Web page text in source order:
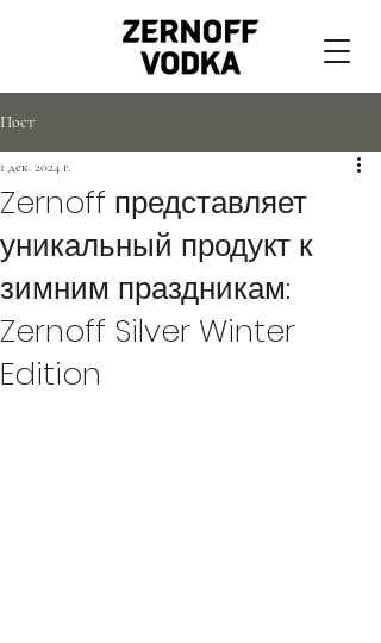
Пост
Zernoff представляет
уникальный продукт к
зимним праздникам:
Zernoff Silver Winter
Edition
1 дек. 2024 г.